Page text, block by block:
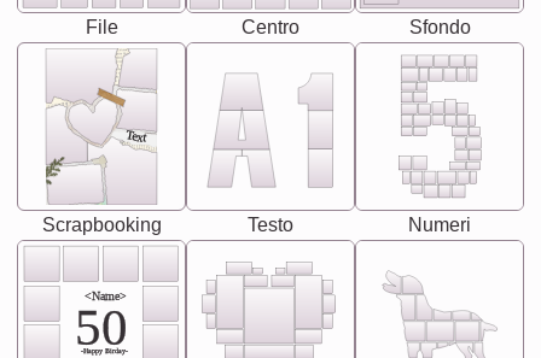
File Centro Sfondo
Text
Scrapbooking Testo Numeri
<Name>
50
-Happy Birday-